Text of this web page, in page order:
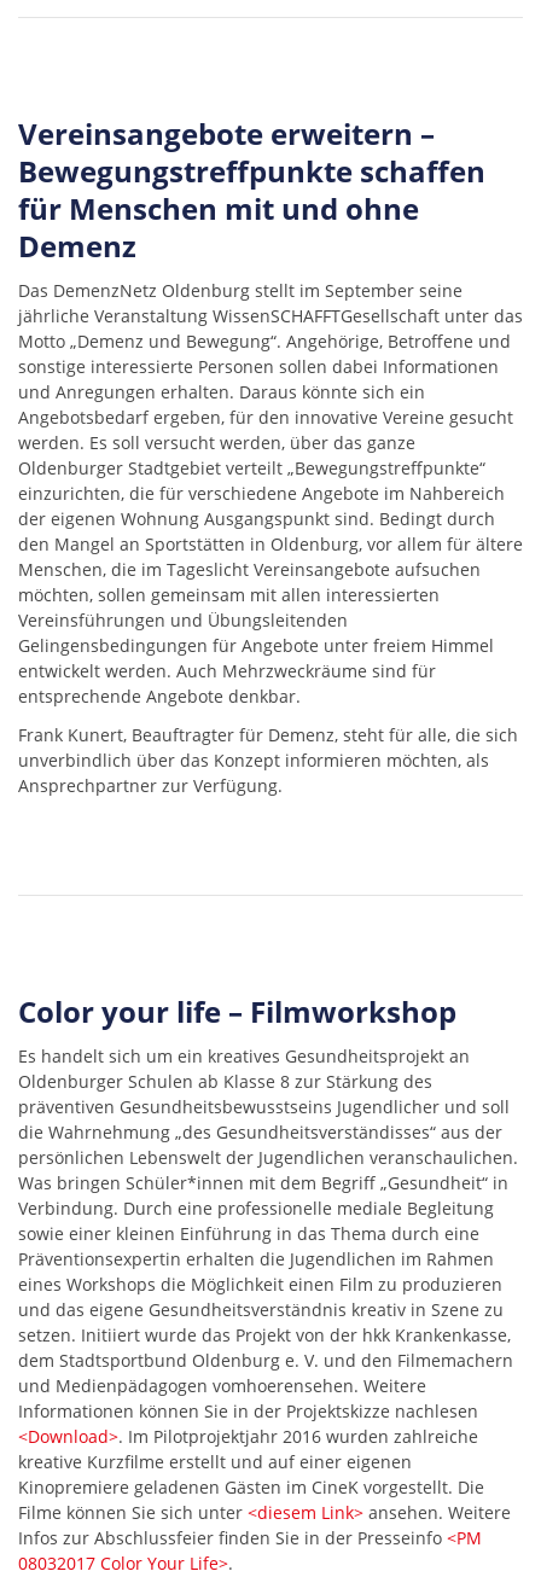
Vereinsangebote erweitern –
Bewegungstreffpunkte schaffen
für Menschen mit und ohne
Demenz
Das DemenzNetz Oldenburg stellt im September seine
jährliche Veranstaltung WissenSCHAFFTGesellschaft unter das
Motto „Demenz und Bewegung“. Angehörige, Betroffene und
sonstige interessierte Personen sollen dabei Informationen
und Anregungen erhalten. Daraus könnte sich ein
Angebotsbedarf ergeben, für den innovative Vereine gesucht
werden. Es soll versucht werden, über das ganze
Oldenburger Stadtgebiet verteilt „Bewegungstreffpunkte“
einzurichten, die für verschiedene Angebote im Nahbereich
der eigenen Wohnung Ausgangspunkt sind. Bedingt durch
den Mangel an Sportstätten in Oldenburg, vor allem für ältere
Menschen, die im Tageslicht Vereinsangebote aufsuchen
möchten, sollen gemeinsam mit allen interessierten
Vereinsführungen und Übungsleitenden
Gelingensbedingungen für Angebote unter freiem Himmel
entwickelt werden. Auch Mehrzweckräume sind für
entsprechende Angebote denkbar.
Frank Kunert, Beauftragter für Demenz, steht für alle, die sich
unverbindlich über das Konzept informieren möchten, als
Ansprechpartner zur Verfügung.
Color your life – Filmworkshop
Es handelt sich um ein kreatives Gesundheitsprojekt an
Oldenburger Schulen ab Klasse 8 zur Stärkung des
präventiven Gesundheitsbewusstseins Jugendlicher und soll
die Wahrnehmung „des Gesundheitsverständisses“ aus der
persönlichen Lebenswelt der Jugendlichen veranschaulichen.
Was bringen Schüler*innen mit dem Begriff „Gesundheit“ in
Verbindung. Durch eine professionelle mediale Begleitung
sowie einer kleinen Einführung in das Thema durch eine
Präventionsexpertin erhalten die Jugendlichen im Rahmen
eines Workshops die Möglichkeit einen Film zu produzieren
und das eigene Gesundheitsverständnis kreativ in Szene zu
setzen. Initiiert wurde das Projekt von der hkk Krankenkasse,
dem Stadtsportbund Oldenburg e. V. und den Filmemachern
und Medienpädagogen vomhoerensehen. Weitere
Informationen können Sie in der Projektskizze nachlesen
<Download>. Im Pilotprojektjahr 2016 wurden zahlreiche
kreative Kurzfilme erstellt und auf einer eigenen
Kinopremiere geladenen Gästen im CineK vorgestellt. Die
Filme können Sie sich unter <diesem Link> ansehen. Weitere
Infos zur Abschlussfeier finden Sie in der Presseinfo <PM
08032017 Color Your Life>.